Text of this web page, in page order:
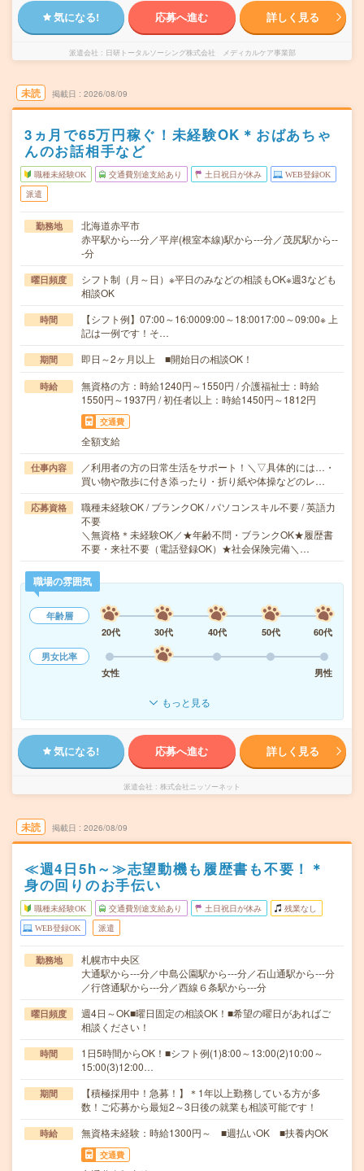
気になる! 応募へ進む 詳しく見る
派遣会社 日研トータルソーシング株式会社 メディカルケア事業部
未読 掲載日 2026/08/09
3ヵ月で65万円稼ぐ！未経験OK＊おばあちゃ
んのお話相手など
職種未経験OK 交通費別途支給あり 土日祝日が休み WEB登録OK
派遣
勤務地
北海道赤平市
赤平駅から---分／平岸(根室本線)駅から---分／茂尻駅から--
-分
曜日頻度
シフト制（月～日）※平日のみなどの相談もOK※週3なども
相談OK
時間
【シフト例】07:00～16:0009:00～18:0017:00～09:00※ 上
記は一例です！そ…
期間 即日～2ヶ月以上 ■開始日の相談OK！
時給
無資格の方：時給1240円～1550円 / 介護福祉士：時給
1550円～1937円 / 初任者以上：時給1450円～1812円
交通費
全額支給
仕事内容
／利用者の方の日常生活をサポート！＼▽具体的には…・
買い物や散歩に付き添ったり・折り紙や体操などのレ…
応募資格
職種未経験OK / ブランクOK / パソコンスキル不要 / 英語力
不要
＼無資格＊未経験OK／★年齢不問・ブランクOK★履歴書
不要・来社不要（電話登録OK）★社会保険完備＼…
職場の雰囲気
年齢層
20代
30代 40代 50代
60代
男女比率
女性
男性
もっと見る
気になる! 応募へ進む 詳しく見る
派遣会社 株式会社ニッソーネット
未読 掲載日 2026/08/09
≪週4日5h～≫志望動機も履歴書も不要！＊
身の回りのお手伝い
職種未経験OK 交通費別途支給あり 土日祝日が休み 残業なし
WEB登録OK 派遣
勤務地
札幌市中央区
大通駅から---分／中島公園駅から---分／石山通駅から---分
／行啓通駅から---分／西線６条駅から---分
曜日頻度
週4日～OK■曜日固定の相談OK！■希望の曜日があればご
相談ください！
時間
1日5時間からOK！■シフト例(1)8:00～13:00(2)10:00～
15:00(3)12:00…
期間
【積極採用中！急募！】＊1年以上勤務している方が多
数！ご応募から最短2～3日後の就業も相談可能です！
時給 無資格未経験：時給1300円～ ■週払いOK ■扶養内OK
交通費